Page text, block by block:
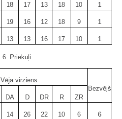
18 17 13 18 10 1
19 16 12 18 9 1
13 13 16 17 10 1
6. Priekuļi
Vēja virziens
Bezvējš
DA D DR R ZR
14 26 22 10 6 6